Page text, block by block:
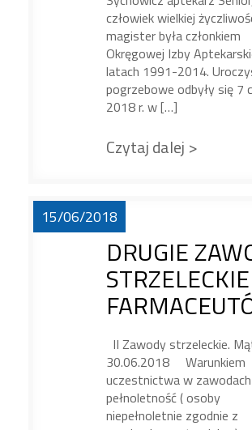
człowiek wielkiej
magister była członkiem
Okręgowej Izby
latach 1991-2014.
pogrzebowe odbyły się 7
2018 r. w […]
Czytaj dalej >
15/06/2018
DRUGIE
STRZELECKIE
II Zawody strzeleckie.
30.06.2018 Warunkiem
uczestnictwa w
pełnoletność ( osoby
niepełnoletnie zgodnie z